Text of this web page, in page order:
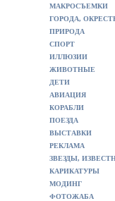
МАКРОСЪЕМКИ
ГОРОДА,
ПРИРОДА
СПОРТ
ИЛЛЮЗИИ
ЖИВОТНЫЕ
ДЕТИ
АВИАЦИЯ
КОРАБЛИ
ПОЕЗДА
ВЫСТАВКИ
РЕКЛАМА
ЗВЕЗДЫ,
КАРИКАТУРЫ
МОДИНГ
ФОТОЖАБА